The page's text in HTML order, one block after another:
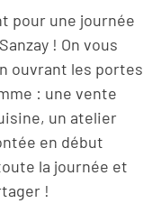
pour une journée
! On vous
ouvrant les portes
: une vente
un atelier
en début
la journée et
!